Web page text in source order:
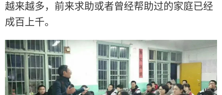
越来越多，前来求助或者曾经帮助过的家庭已经
成百上千。